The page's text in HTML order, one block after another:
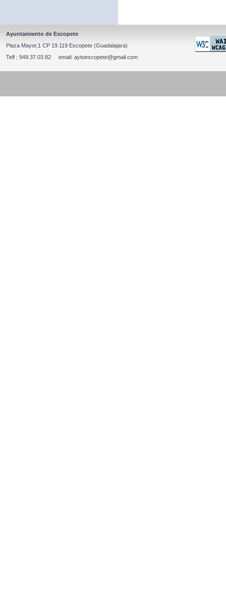
Ayuntamiento de Escopete
Plaza Mayor,1 CP 19.119 Escopete (Guadalajara)
Telf : 949.37.03.82 email: aytoescopete@gmail.com